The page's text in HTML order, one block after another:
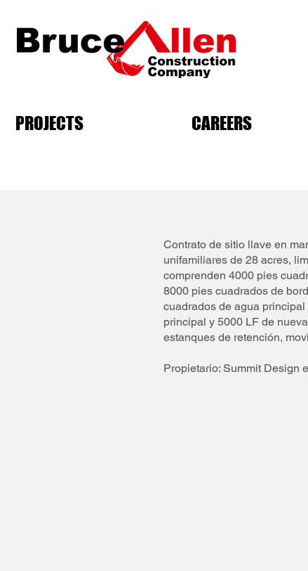
PROJECTS CAREERS
Contrato de sitio llave en
unifamiliares de 28 acres,
comprenden 4000 pies
8000 pies cuadrados de
cuadrados de agua
principal y 5000 LF de
estanques de retención,
Propietario: Summit Design